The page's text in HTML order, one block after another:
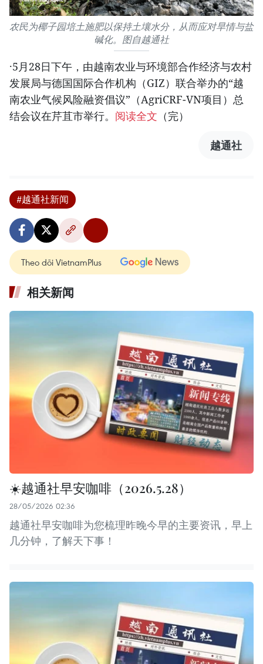
农民为椰子园培土施肥以保持土壤水分，从而应对旱情与盐
碱化。图自越通社
·5月28日下午，由越南农业与环境部合作经济与农村
发展局与德国国际合作机构（GIZ）联合举办的“越
南农业气候风险融资倡议”（AgriCRF-VN项目）总
结会议在芹苴市举行。 阅读全文 （完）
越通社
#越通社新闻
Theo dõi VietnamPlus
相关新闻
☀️越通社早安咖啡（2026.5.28）
28/05/2026 02:36
越通社早安咖啡为您梳理昨晚今早的主要资讯，早上
几分钟，了解天下事！